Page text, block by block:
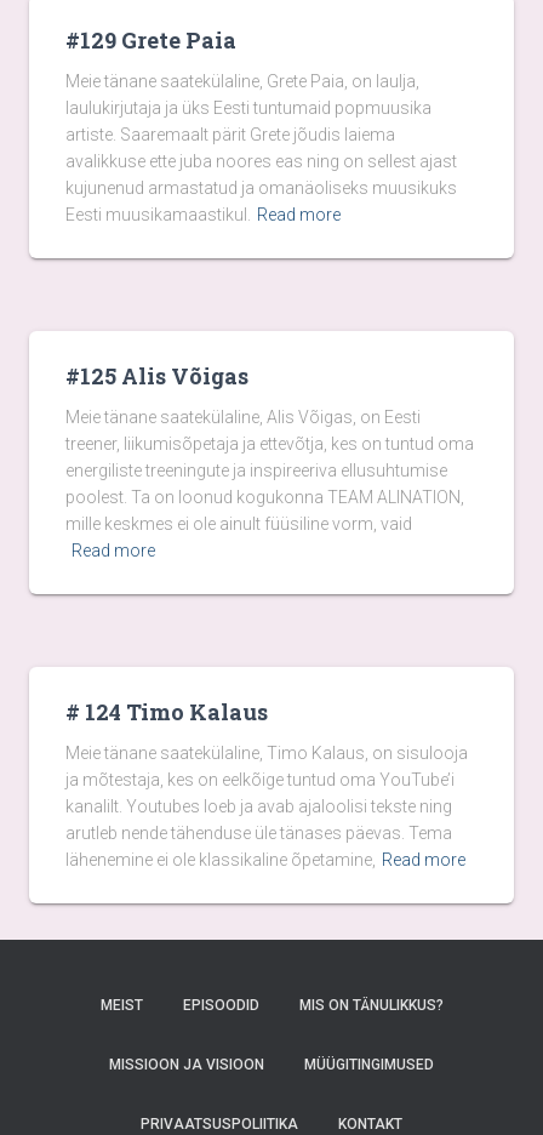
#129 Grete Paia
Meie tänane saatekülaline, Grete Paia, on laulja,
laulukirjutaja ja üks Eesti tuntumaid popmuusika
artiste. Saaremaalt pärit Grete jõudis laiema
avalikkuse ette juba noores eas ning on sellest ajast
kujunenud armastatud ja omanäoliseks muusikuks
Eesti muusikamaastikul.
Read more
#125 Alis Võigas
Meie tänane saatekülaline, Alis Võigas, on Eesti
treener, liikumisõpetaja ja ettevõtja, kes on tuntud oma
energiliste treeningute ja inspireeriva ellusuhtumise
poolest. Ta on loonud kogukonna TEAM ALINATION,
mille keskmes ei ole ainult füüsiline vorm, vaid
Read more
# 124 Timo Kalaus
Meie tänane saatekülaline, Timo Kalaus, on sisulooja
ja mõtestaja, kes on eelkõige tuntud oma YouTube’i
kanalilt. Youtubes loeb ja avab ajaloolisi tekste ning
arutleb nende tähenduse üle tänases päevas. Tema
lähenemine ei ole klassikaline õpetamine, Read more
MEIST EPISOODID MIS ON TÄNULIKKUS?
MISSIOON JA VISIOON MÜÜGITINGIMUSED
PRIVAATSUSPOLIITIKA KONTAKT